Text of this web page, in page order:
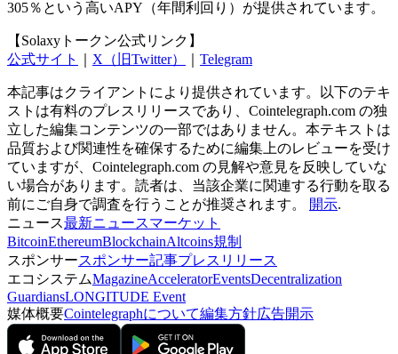
305％という高いAPY（年間利回り）が提供されています。
【Solaxyトークン公式リンク】
公式サイト
X（旧Twitter） Telegram
本記事はクライアントにより提供されています。以下のテキ
ストは有料のプレスリリースであり、Cointelegraph.com の独
立した編集コンテンツの一部ではありません。本テキストは
品質および関連性を確保するために編集上のレビューを受け
ていますが、Cointelegraph.com の見解や意見を反映していな
い場合があります。読者は、当該企業に関連する行動を取る
前にご自身で調査を行うことが推奨されます。
開示.
ニュース最新ニュースマーケット
BitcoinEthereumBlockchainAltcoins規制
スポンサースポンサー記事プレスリリース
エコシステムMagazineAcceleratorEventsDecentralization
GuardiansLONGITUDE Event
媒体概要Cointelegraphについて編集方針広告開示